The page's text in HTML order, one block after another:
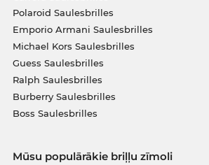
Polaroid Saulesbrilles
Emporio Armani Saulesbrilles
Michael Kors Saulesbrilles
Guess Saulesbrilles
Ralph Saulesbrilles
Burberry Saulesbrilles
Boss Saulesbrilles
Mūsu populārākie briļļu zīmoli